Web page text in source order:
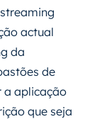
actual
da
de
a aplicação
que seja